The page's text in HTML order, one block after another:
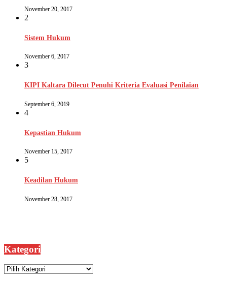
November 20, 2017
2
Sistem Hukum
November 6, 2017
3
KIPI Kaltara Dilecut Penuhi Kriteria Evaluasi Penilaian
September 6, 2019
4
Kepastian Hukum
November 15, 2017
5
Keadilan Hukum
November 28, 2017
Kategori
Kategori